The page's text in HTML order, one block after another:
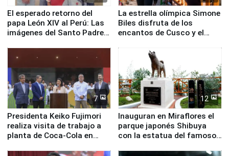
El esperado retorno del
papa León XIV al Perú: Las
imágenes del Santo Padre
La estrella olímpica Simone
Biles disfruta de los
encantos de Cusco y el
7
Presidenta Keiko Fujimori
realiza visita de trabajo a
planta de Coca-Cola en
12
Inauguran en Miraflores el
parque japonés Shibuya
con la estatua del famoso